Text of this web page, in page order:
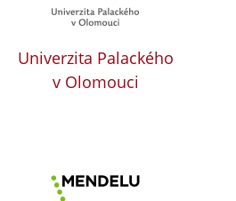
Univerzita Palackého
v Olomouci